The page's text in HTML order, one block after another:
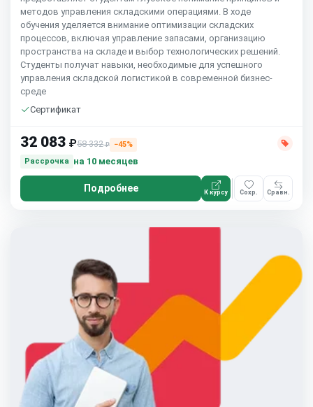
методов управления складскими операциями. В ходе
обучения уделяется внимание оптимизации складских
процессов, включая управление запасами, организацию
пространства на складе и выбор технологических решений.
Студенты получат навыки, необходимые для успешного
управления складской логистикой в современной бизнес-
среде
Сертификат
32 083 ₽58 332₽
−45%
Рассрочка
на 10 месяцев
Подробнее К курсу Сохр. Сравн.